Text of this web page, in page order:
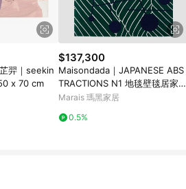
羿｜seekin
x 70 cm
$137,300
Maisondada｜JAPANESE ABS
TRACTIONS N1 地毯壁毯居家生
活
Marais 瑪黑家居
0.5%